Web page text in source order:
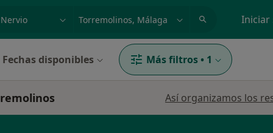
Iniciar
Fechas disponibles Más filtros • 1
Así organizamos los